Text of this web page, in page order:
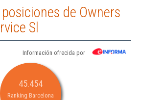
de Owners
Sl
Información ofrecida por
45.454
Ranking Barcelona